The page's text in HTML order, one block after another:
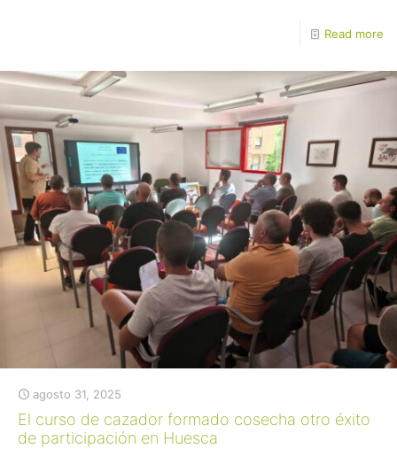
Read more
agosto 31, 2025
El curso de cazador formado cosecha otro éxito
de participación en Huesca